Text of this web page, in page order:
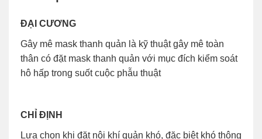
ĐẠI CƯƠNG
Gây mê mask thanh quản là kỹ thuật gây mê toàn
thân có đặt mask thanh quản với mục đích kiểm soát
hô hấp trong suốt cuộc phẫu thuật
CHỈ ĐỊNH
Lựa chọn khi đặt nội khí quản khó, đặc biệt khó thông